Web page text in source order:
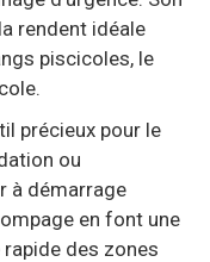
rendent idéale
piscicoles, le
précieux pour le
ou
à démarrage
en font une
des zones